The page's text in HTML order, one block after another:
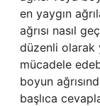
en yaygın
ağrısı nasıl
düzenli olarak
mücadele
boyun
başlıca